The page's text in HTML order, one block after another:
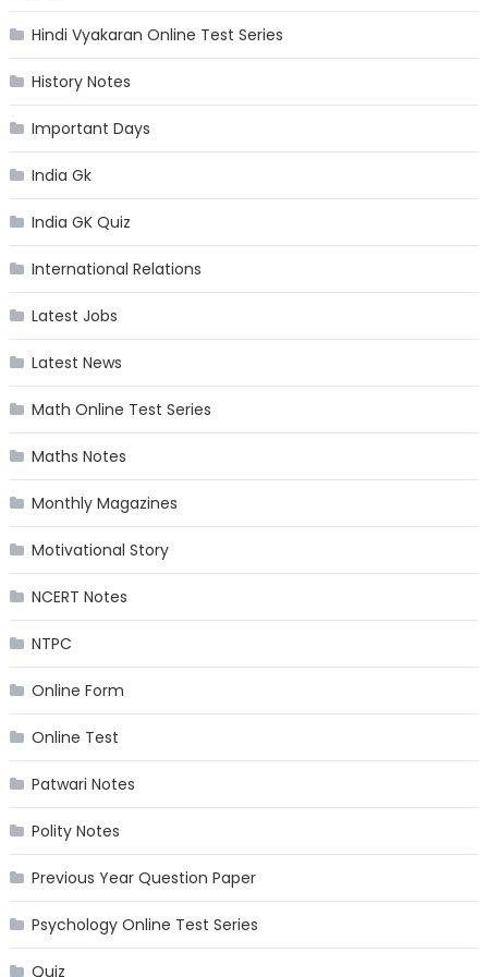
Hindi Vyakaran Online Test Series
History Notes
Important Days
India Gk
India GK Quiz
International Relations
Latest Jobs
Latest News
Math Online Test Series
Maths Notes
Monthly Magazines
Motivational Story
NCERT Notes
NTPC
Online Form
Online Test
Patwari Notes
Polity Notes
Previous Year Question Paper
Psychology Online Test Series
Quiz